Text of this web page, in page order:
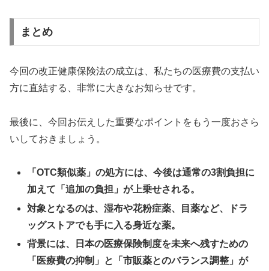
まとめ
今回の改正健康保険法の成立は、私たちの医療費の支払い
方に直結する、非常に大きなお知らせです。
最後に、今回お伝えした重要なポイントをもう一度おさら
いしておきましょう。
「OTC類似薬」の処方には、今後は通常の3割負担に
加えて「追加の負担」が上乗せされる。
対象となるのは、湿布や花粉症薬、目薬など、ドラ
ッグストアでも手に入る身近な薬。
背景には、日本の医療保険制度を未来へ残すための
「医療費の抑制」と「市販薬とのバランス調整」が